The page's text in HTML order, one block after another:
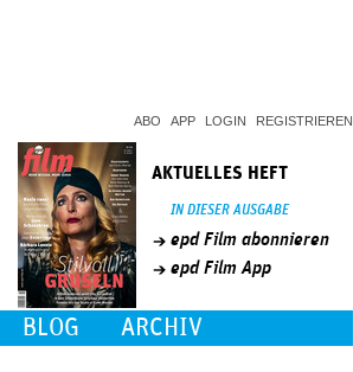
ABO APP LOGIN REGISTRIEREN
AKTUELLES HEFT
IN DIESER AUSGABE
epd Film abonnieren
epd Film App
BLOG ARCHIV